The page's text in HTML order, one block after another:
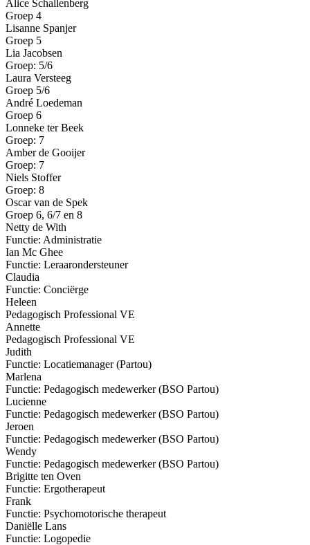
Alice Schallenberg
Groep 4
Lisanne Spanjer
Groep 5
Lia Jacobsen
Groep: 5/6
Laura Versteeg
Groep 5/6
André Loedeman
Groep 6
Lonneke ter Beek
Groep: 7
Amber de Gooijer
Groep: 7
Niels Stoffer
Groep: 8
Oscar van de Spek
Groep 6, 6/7 en 8
Netty de With
Functie: Administratie
Ian Mc Ghee
Functie: Leraarondersteuner
Claudia
Functie: Conciërge
Heleen
Pedagogisch Professional VE
Annette
Pedagogisch Professional VE
Judith
Functie: Locatiemanager (Partou)
Marlena
Functie: Pedagogisch medewerker (BSO Partou)
Lucienne
Functie: Pedagogisch medewerker (BSO Partou)
Jeroen
Functie: Pedagogisch medewerker (BSO Partou)
Wendy
Functie: Pedagogisch medewerker (BSO Partou)
Brigitte ten Oven
Functie: Ergotherapeut
Frank
Functie: Psychomotorische therapeut
Daniëlle Lans
Functie: Logopedie